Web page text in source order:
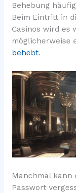
Behebung
Beim Eintritt in
Casinos wird es
möglicherweise
behebt.
Manchmal kann
Passwort